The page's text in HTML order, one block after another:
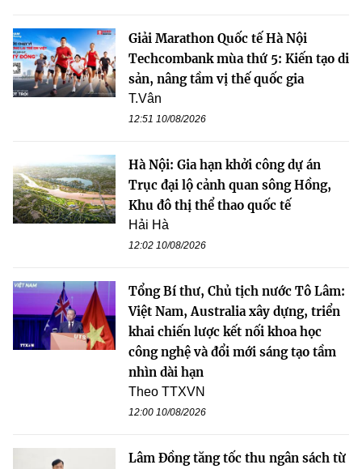
Giải Marathon Quốc tế Hà Nội
Techcombank mùa thứ 5: Kiến tạo di
sản, nâng tầm vị thế quốc gia
T.Vân
12:51 10/08/2026
Hà Nội: Gia hạn khởi công dự án
Trục đại lộ cảnh quan sông Hồng,
Khu đô thị thể thao quốc tế
Hải Hà
12:02 10/08/2026
Tổng Bí thư, Chủ tịch nước Tô Lâm:
Việt Nam, Australia xây dựng, triển
khai chiến lược kết nối khoa học
công nghệ và đổi mới sáng tạo tầm
nhìn dài hạn
Theo TTXVN
12:00 10/08/2026
Lâm Đồng tăng tốc thu ngân sách từ